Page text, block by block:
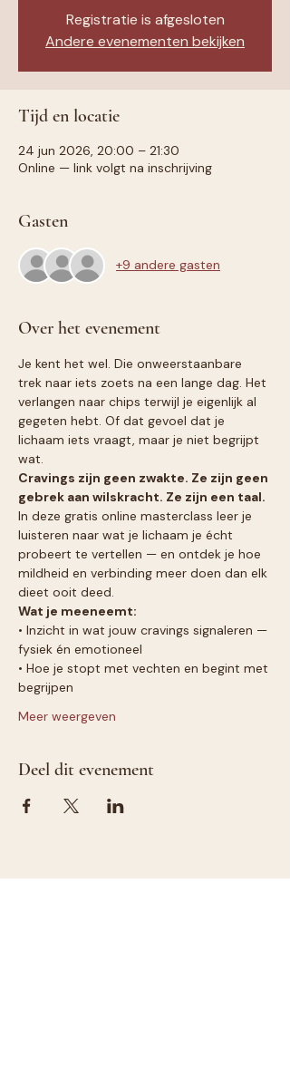
Registratie is afgesloten
Andere evenementen bekijken
Tijd en locatie
24 jun 2026, 20:00 – 21:30
Online — link volgt na inschrijving
Gasten
+9 andere gasten
Over het evenement
Je kent het wel. Die onweerstaanbare
trek naar iets zoets na een lange dag. Het
verlangen naar chips terwijl je eigenlijk al
gegeten hebt. Of dat gevoel dat je
lichaam iets vraagt, maar je niet begrijpt
wat.
Cravings zijn geen zwakte. Ze zijn geen
gebrek aan wilskracht. Ze zijn een taal.
In deze gratis online masterclass leer je
luisteren naar wat je lichaam je écht
probeert te vertellen — en ontdek je hoe
mildheid en verbinding meer doen dan elk
dieet ooit deed.
Wat je meeneemt:
• Inzicht in wat jouw cravings signaleren —
fysiek én emotioneel
• Hoe je stopt met vechten en begint met
begrijpen
Meer weergeven
Deel dit evenement